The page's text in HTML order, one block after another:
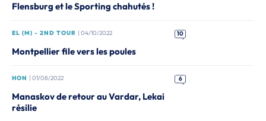
Flensburg et le Sporting chahutés !
EL (M) - 2ND TOUR | 04/10/2022 10
Montpellier file vers les poules
HON | 01/08/2022 6
Manaskov de retour au Vardar, Lekai
résilie